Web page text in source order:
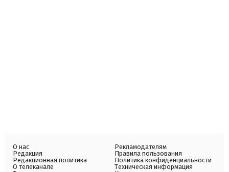
О нас
Редакция
Редакционная политика
О телеканале
Рекламодателям
Правила пользования
Политика конфиденциальности
Техническая информация